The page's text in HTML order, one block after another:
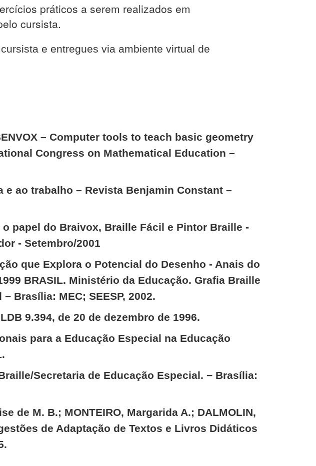
práticos a serem realizados em
cursista.
e entregues via ambiente virtual de
– Computer tools to teach basic geometry
Congress on Mathematical Education –
ao trabalho – Revista Benjamin Constant –
o papel do Braivox, Braille Fácil e Pintor Braille -
- Setembro/2001
que Explora o Potencial do Desenho - Anais do
BRASIL. Ministério da Educação. Grafia Braille
Brasília: MEC; SEESP, 2002.
9.394, de 20 de dezembro de 1996.
para a Educação Especial na Educação
Secretaria de Educação Especial. − Brasília:
de M. B.; MONTEIRO, Margarida A.; DALMOLIN,
de Adaptação de Textos e Livros Didáticos